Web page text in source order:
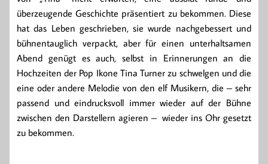
überzeugende Geschichte präsentiert zu bekommen. Diese
hat das Leben geschrieben, sie wurde nachgebessert und
bühnentauglich verpackt, aber für einen unterhaltsamen
Abend genügt es auch, selbst in Erinnerungen an die
Hochzeiten der Pop Ikone Tina Turner zu schwelgen und die
eine oder andere Melodie von den elf Musikern, die – sehr
passend und eindrucksvoll immer wieder auf der Bühne
zwischen den Darstellern agieren – wieder ins Ohr gesetzt
zu bekommen.